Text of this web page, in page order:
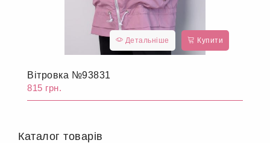
Детальніше Купити
Вітровка №93831
815 грн.
Каталог товарів